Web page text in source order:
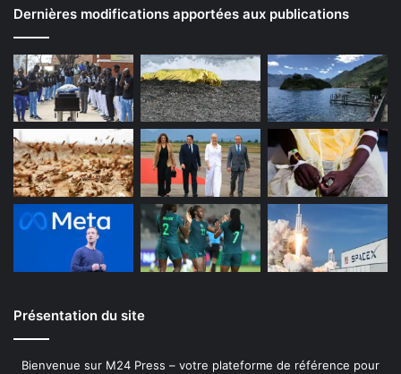
Dernières modifications apportées aux publications
Présentation du site
Bienvenue sur M24 Press – votre plateforme de référence pour